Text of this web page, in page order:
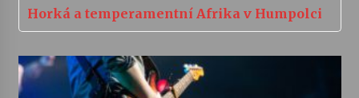
Horká a temperamentní Afrika v Humpolci